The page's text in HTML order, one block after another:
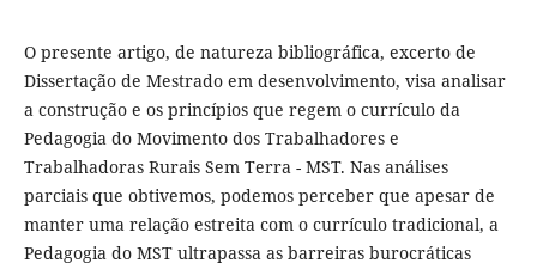
O presente artigo, de natureza bibliográfica, excerto de
Dissertação de Mestrado em desenvolvimento, visa analisar
a construção e os princípios que regem o currículo da
Pedagogia do Movimento dos Trabalhadores e
Trabalhadoras Rurais Sem Terra - MST. Nas análises
parciais que obtivemos, podemos perceber que apesar de
manter uma relação estreita com o currículo tradicional, a
Pedagogia do MST ultrapassa as barreiras burocráticas